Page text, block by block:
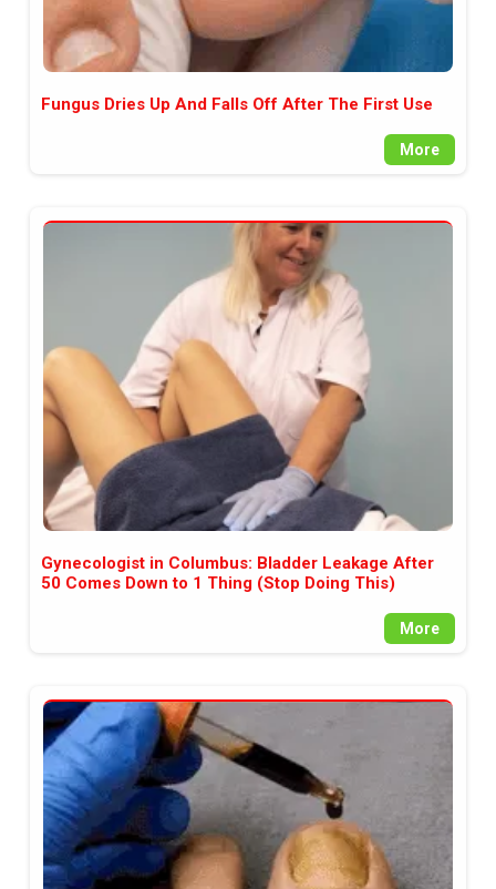
Fungus Dries Up And Falls Off After The First Use
More
Gynecologist in Columbus: Bladder Leakage After
50 Comes Down to 1 Thing (Stop Doing This)
More